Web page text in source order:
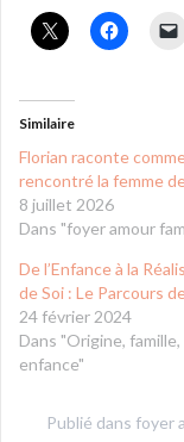
Similaire
Florian raconte
rencontré la femme
8 juillet 2026
Dans "foyer amour
De l’Enfance à la
de Soi : Le Parcours
24 février 2024
Dans "Origine, famille,
enfance"
Publié dans foyer